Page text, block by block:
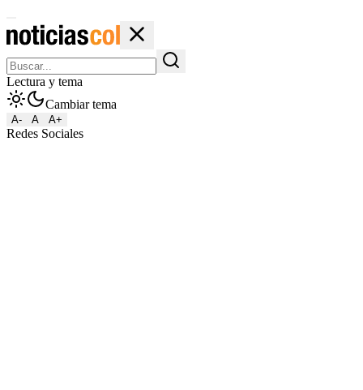
Lectura y tema
Cambiar tema
A- A A+
Redes Sociales